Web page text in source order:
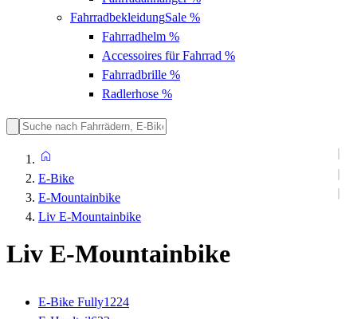
FahrradbekleidungSale %
Fahrradhelm %
Accessoires für Fahrrad %
Fahrradbrille %
Radlerhose %
E-Bike
E-Mountainbike
Liv E-Mountainbike
Liv E-Mountainbike
E-Bike Fully1224